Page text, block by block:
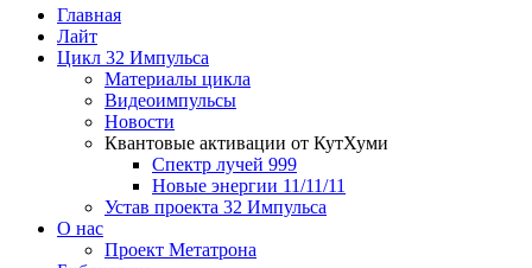
Главная
Лайт
Цикл 32 Импульса
Материалы цикла
Видеоимпульсы
Новости
Квантовые активации от КутХуми
Спектр лучей 999
Новые энергии 11/11/11
Устав проекта 32 Импульса
О нас
Проект Метатрона